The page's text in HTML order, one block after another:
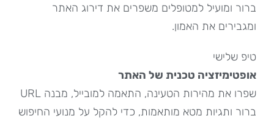
ברור ומועיל למטופלים משפרים את דירוג האתר
ומגבירים את האמון.
טיפ שלישי
אופטימיזציה טכנית של האתר
שפרו את מהירות הטעינה, התאמה למובייל, מבנה URL
ברור ותגיות מטא מותאמות, כדי להקל על מנועי החיפוש